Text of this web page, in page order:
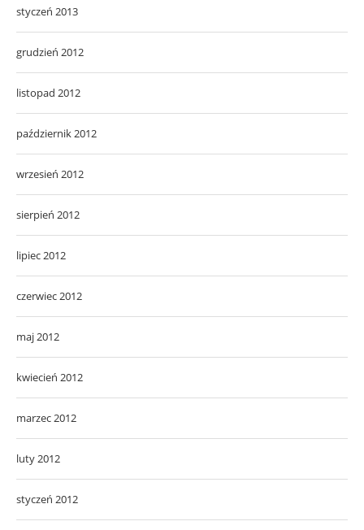
styczeń 2013
grudzień 2012
listopad 2012
październik 2012
wrzesień 2012
sierpień 2012
lipiec 2012
czerwiec 2012
maj 2012
kwiecień 2012
marzec 2012
luty 2012
styczeń 2012